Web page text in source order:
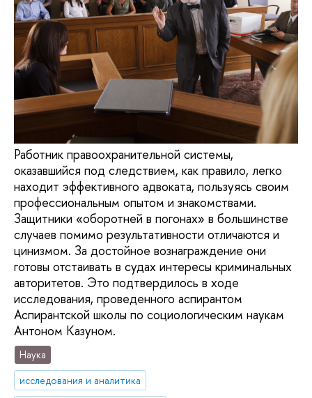
Работник правоохранительной системы,
оказавшийся под следствием, как правило, легко
находит эффективного адвоката, пользуясь своим
профессиональным опытом и знакомствами.
Защитники «оборотней в погонах» в большинстве
случаев помимо результативности отличаются и
цинизмом. За достойное вознаграждение они
готовы отстаивать в судах интересы криминальных
авторитетов. Это подтвердилось в ходе
исследования, проведенного аспирантом
Аспирантской школы по социологическим наукам
Антоном Казуном.
Наука
исследования и аналитика